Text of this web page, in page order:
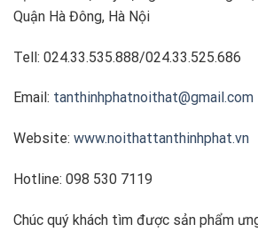
Quận Hà Đông, Hà Nội
Tell: 024.33.535.888/024.33.525.686
Email: tanthinhphatnoithat@gmail.com
Website: www.noithattanthinhphat.vn
Hotline: 098 530 7119
Chúc quý khách tìm được sản phẩm